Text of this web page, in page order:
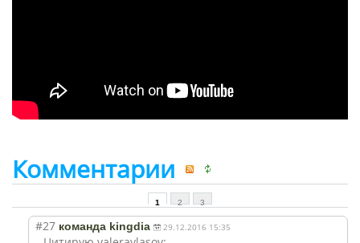
Комментарии
1 2 3
#27 команда kingdia 29.12.2016 15:35